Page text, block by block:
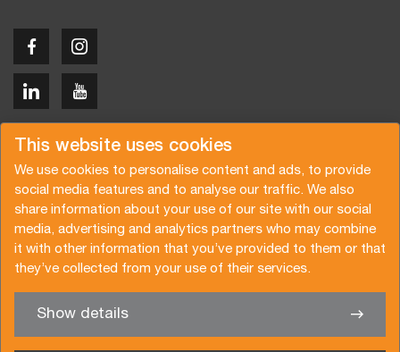
This website uses cookies
We use cookies to personalise content and ads, to provide
social media features and to analyse our traffic. We also
share information about your use of our site with our social
media, advertising and analytics partners who may combine
it with other information that you’ve provided to them or that
they’ve collected from your use of their services.
Show details
We’re glad to help you
Copyright © 2026 Van der Vlist
Request a quote
Subscribe to the newsletter
General terms and conditions
Privacy policy
Brochure
Certifications